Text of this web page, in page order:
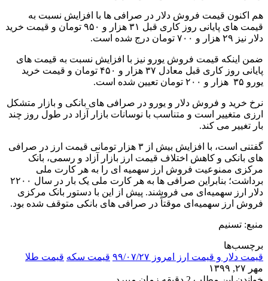
هم اکنون قیمت فروش دلار در صرافی ها با افزایش نسبت به
قیمت های پایانی روز کاری قبل ۳۱ هزار و ۹۵۰ تومان و قیمت خرید
دلار نیز ۲۹ هزار و ۷۰۰ تومان درج شده است.
ضمن اینکه قیمت فروش یورو نیز با افزایش نسبت به قیمت های
پایانی روز کاری قبل معادل ۳۷ هزار و ۴۵۰ تومان و قیمت خرید
یورو ۳۵ هزار و ۲۰۰ تومان تعیین شده است.
نرخ خرید و فروش دلار و یورو در صرافی های بانکی و بازار متشکل
ارزی متغییر است و متناسب با نوسانات بازار آزاد در طول روز چند
بار تغییر می کند.
گفتنی است، با افزایش بیش از ۳ هزار تومانی قیمت ارز در صرافی
های بانکی و کاهش اختلاف قیمت ارز بازار آزاد و رسمی، بانک
مرکزی ممنوعیت فروش ارز سهمیه ای را به هر کارت ملی
برداشت؛ بنابراین صرافی ها به هر کارت ملی یک بار در سال ۲۲۰۰
دلار ارز سهمیه‌ای می فروشند. پیش از این با دستور بانک مرکزی
فروش ارز سهمیه‌ای موقتاً در صرافی های بانکی متوقف شده بود.
منبع: تسنیم
برچسب‌ها
قیمت دلار و قیمت ارز امروز ۹۹/۰۷/۲۷
قیمت سکه قیمت طلا
مهر ۲۷, ۱۳۹۹